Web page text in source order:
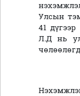
Улсын
41
Л.Д нь